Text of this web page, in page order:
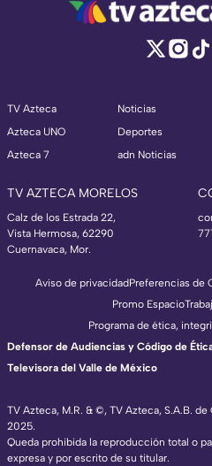
TV Azteca
Azteca UNO
Azteca 7
Noticias
Deportes
adn Noticias
TV AZTECA MORELOS
Calz de los Estrada 22,
Vista Hermosa, 62290
Cuernavaca, Mor.
TV Azteca, M.R. & ©, TV Azteca, S.A.B.
2025.
Queda prohibida la reproducción total o
expresa y por escrito de su titular.
Aviso de privacidadPreferencias de
Promo Espacio
Programa de ética,
Defensor de Audiencias y Código de
Televisora del Valle de México